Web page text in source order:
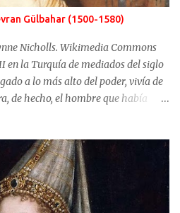
Gülbahar (1500-1580)
Nicholls. Wikimedia Commons
en la Turquía de mediados del siglo
a lo más alto del poder, vivía de
de hecho, el hombre que había
quien después de ganarse el
que su primera esposa y su
Mahidevran fue una mujer con
ser la reina del harén de una